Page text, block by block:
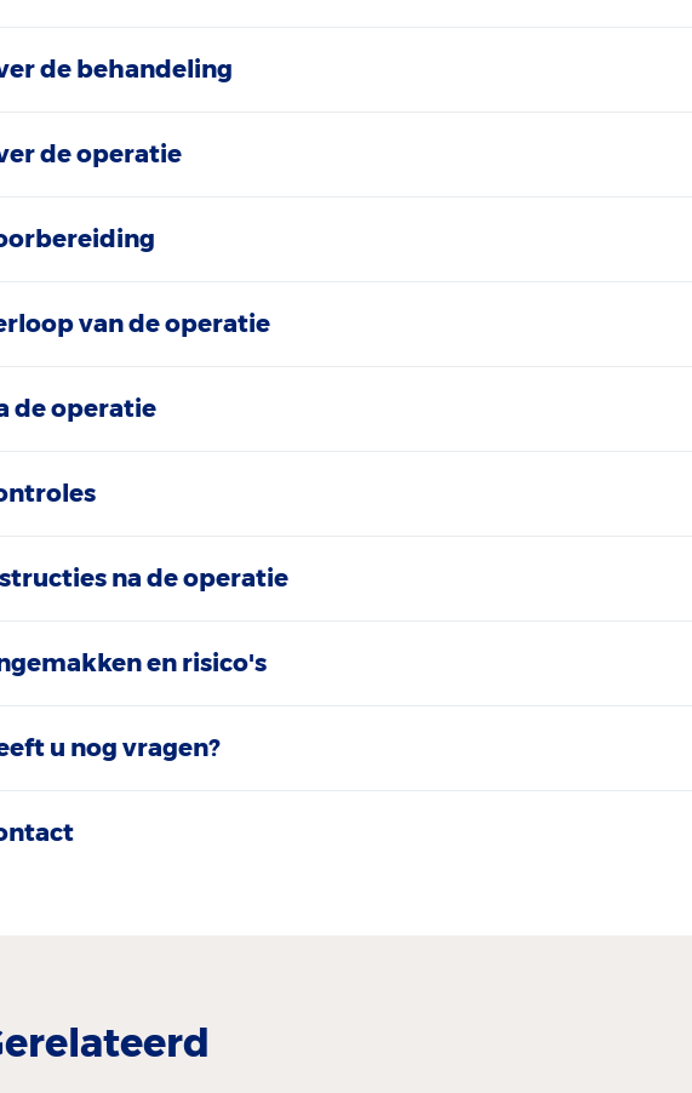
de behandeling
de operatie
van de operatie
de operatie
na de operatie
en risico's
u nog vragen?